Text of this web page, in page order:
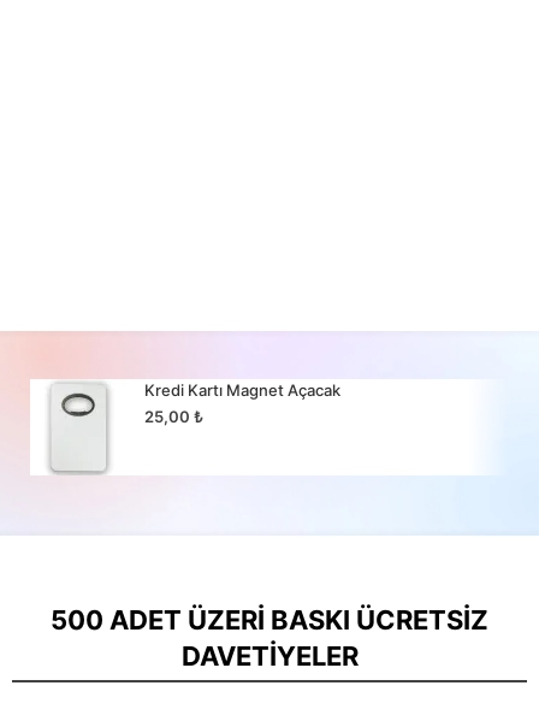
Kredi Kartı Magnet Açacak
25,00₺
500 ADET ÜZERI BASKI ÜCRETSIZ
DAVETIYELER